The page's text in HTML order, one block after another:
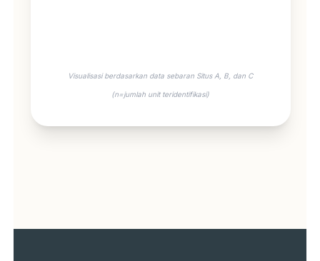
Visualisasi berdasarkan data sebaran Situs A, B, dan C
(n=jumlah unit teridentifikasi)